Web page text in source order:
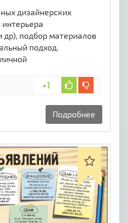
дизайнерских
подбор материалов
подход.
+1
Подробнее